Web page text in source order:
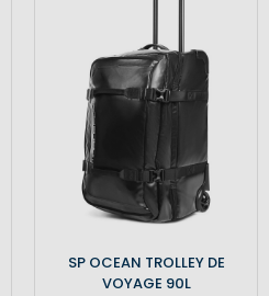
SP OCEAN TROLLEY DE
VOYAGE 90L